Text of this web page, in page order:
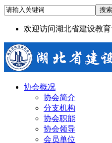
欢迎访问湖北省建设教
协会概况
协会简介
分支机构
协会职能
协会领导
会员单位